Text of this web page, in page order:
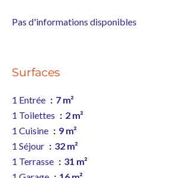
Pas d'informations disponibles
Surfaces
1 Entrée
7 m²
1 Toilettes
2 m²
1 Cuisine
9 m²
1 Séjour
32 m²
1 Terrasse
31 m²